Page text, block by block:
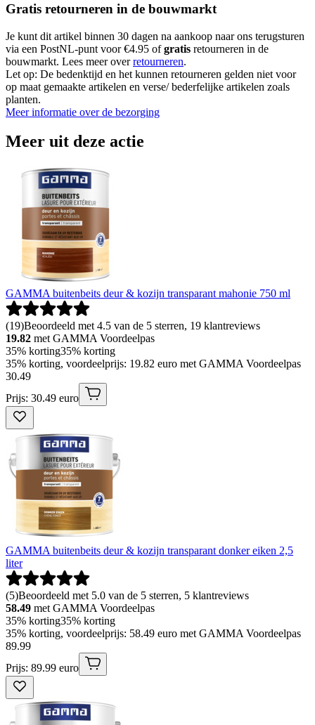
Gratis retourneren in de bouwmarkt
Je kunt dit artikel binnen 30 dagen na aankoop naar ons terugsturen
via een PostNL-punt voor €4.95 ofgratis retourneren in de
bouwmarkt. Lees meer overretourneren.
Let op: De bedenktijd en het kunnen retourneren gelden niet voor
op maat gemaakte artikelen en verse/ bederfelijke artikelen zoals
planten.
Meer informatie over de bezorging
Meer uit deze actie
GAMMA buitenbeits deur & kozijn transparant mahonie 750 ml
(19)Beoordeeld met 4.5 van de 5 sterren, 19 klantreviews
19.82 met GAMMA Voordeelpas
35% korting35% korting
35% korting, voordeelprijs: 19.82 euro met GAMMA Voordeelpas
30.49
Prijs: 30.49 euro
GAMMA buitenbeits deur & kozijn transparant donker eiken 2,5
liter
(5)Beoordeeld met 5.0 van de 5 sterren, 5 klantreviews
58.49 met GAMMA Voordeelpas
35% korting35% korting
35% korting, voordeelprijs: 58.49 euro met GAMMA Voordeelpas
89.99
Prijs: 89.99 euro